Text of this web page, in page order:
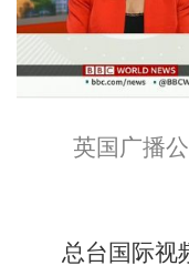
英国广播
总台国际视